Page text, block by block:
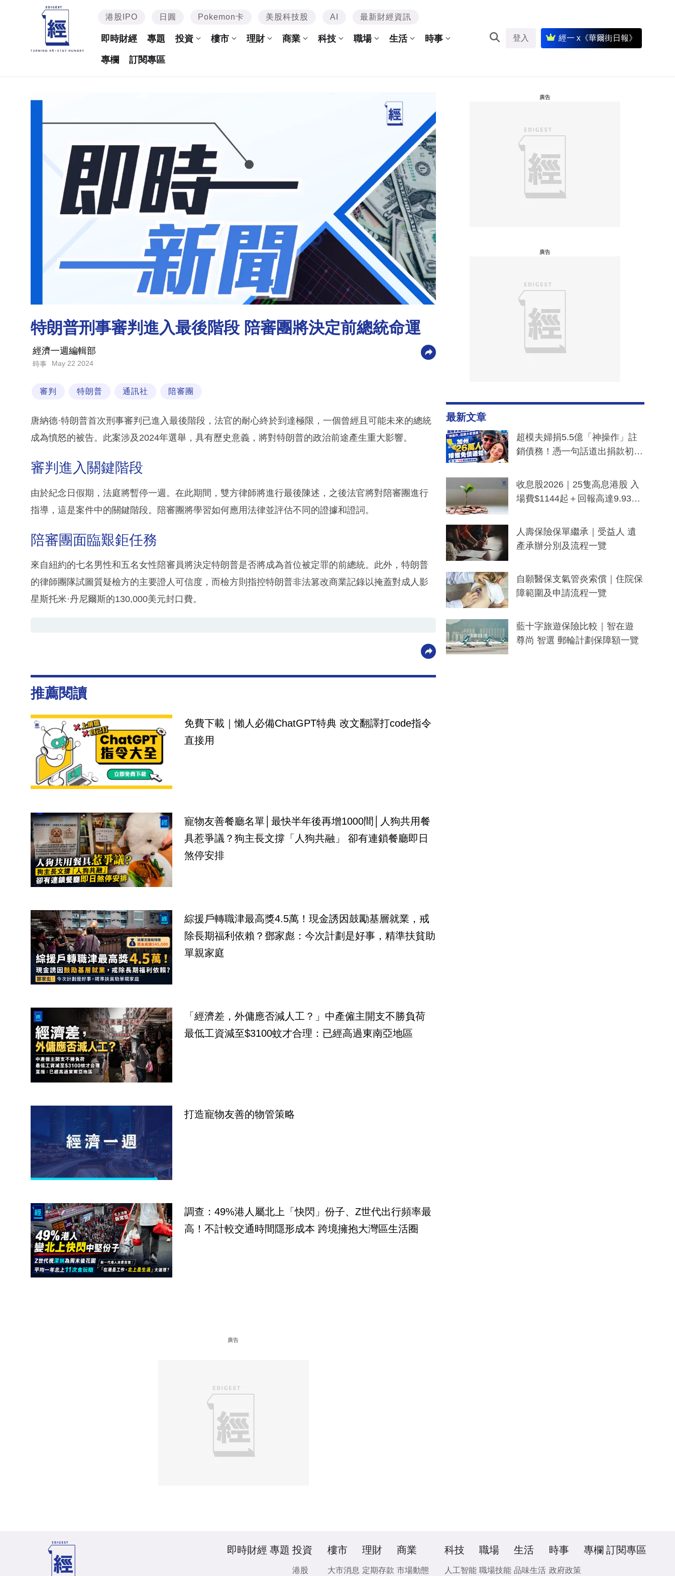
港股IPO 日圓 Pokemon卡 美股科技股 AI 最新財經資訊
即時財經 專題 投資 樓市 理財 商業 科技 職場 生活 時事
專欄 訂閱專區
登入 經一 x《華爾街日報》
特朗普刑事審判進入最後階段 陪審團將決定前總統命運
經濟一週編輯部
時事 May 22 2024
審判 特朗普 通訊社 陪審團
唐納德·特朗普首次刑事審判已進入最後階段，法官的耐心終於到達極限，一個曾經且可能未來的總統
成為憤怒的被告。此案涉及2024年選舉，具有歷史意義，將對特朗普的政治前途產生重大影響。
審判進入關鍵階段
由於紀念日假期，法庭將暫停一週。在此期間，雙方律師將進行最後陳述，之後法官將對陪審團進行
指導，這是案件中的關鍵階段。陪審團將學習如何應用法律並評估不同的證據和證詞。
陪審團面臨艱鉅任務
來自紐約的七名男性和五名女性陪審員將決定特朗普是否將成為首位被定罪的前總統。此外，特朗普
的律師團隊試圖質疑檢方的主要證人可信度，而檢方則指控特朗普非法篡改商業記錄以掩蓋對成人影
星斯托米·丹尼爾斯的130,000美元封口費。
推薦閱讀
免費下載｜懶人必備ChatGPT特典 改文翻譯打code指令
直接用
寵物友善餐廳名單│最快半年後再增1000間│人狗共用餐
具惹爭議？狗主長文撐「人狗共融」 卻有連鎖餐廳即日
煞停安排
綜援戶轉職津最高獎4.5萬！現金誘因鼓勵基層就業，戒
除長期福利依賴？鄧家彪：今次計劃是好事，精準扶貧助
單親家庭
「經濟差，外傭應否減人工？」中產僱主開支不勝負荷
最低工資減至$3100蚊才合理：已經高過東南亞地區
打造寵物友善的物管策略
調查：49%港人屬北上「快閃」份子、Z世代出行頻率最
高！不計較交通時間隱形成本 跨境擁抱大灣區生活圈
廣告
廣告
廣告
最新文章
超模夫婦捐5.5億「神操作」註
銷債務！憑一句話道出捐款初
一度被誤當詐騙手段
收息股2026｜25隻高息港股 入
場費$1144起＋回報高達9.93
人壽保險保單繼承｜受益人 遺
產承辦分別及流程一覽
自願醫保支氣管炎索償｜住院保
障範圍及申請流程一覽
藍十字旅遊保險比較｜智在遊
尊尚 智選 郵輪計劃保障額一覽
即時財經 專題 投資
港股
樓市
大市消息
理財
定期存款
商業
市場動態
科技
人工智能
職場
職場技能
生活
品味生活
時事
政府政策
專欄 訂閱專區